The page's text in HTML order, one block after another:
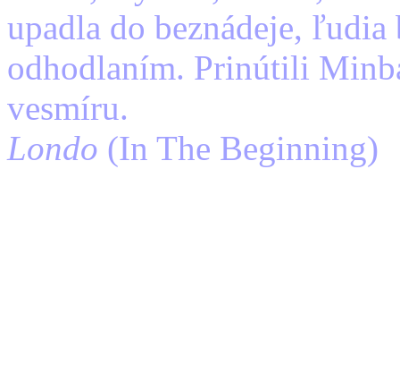
upadla do beznádeje,
odhodlaním. Prinútili
vesmíru.
Londo (In The Beginning)